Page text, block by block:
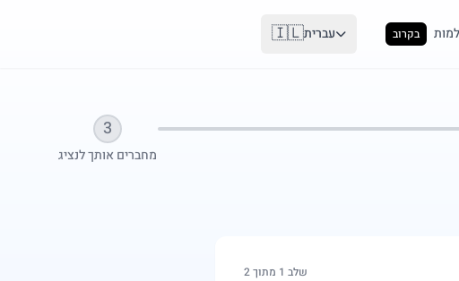
🇮🇱עברית בקרוב
3
מחברים אותך לנציג
שלב 1 מתוך 2